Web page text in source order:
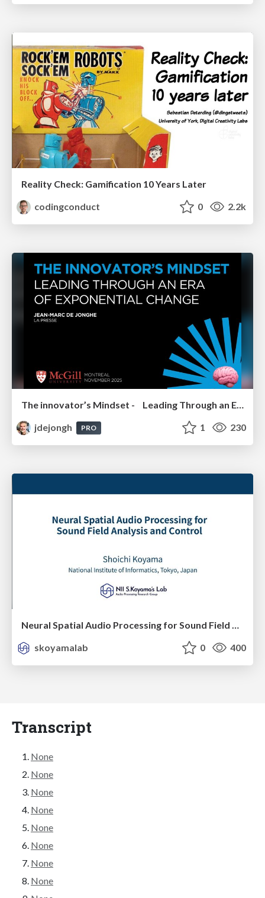
Reality Check: Gamification 10 Years Later
codingconduct
0 2.2k
The innovator’s Mindset - Leading Through an Era of Exponential Change - McGill University 2025
jdejongh
PRO 1 230
Neural Spatial Audio Processing for Sound Field Analysis and Control
skoyamalab
0 400
Transcript
None
None
None
None
None
None
None
None